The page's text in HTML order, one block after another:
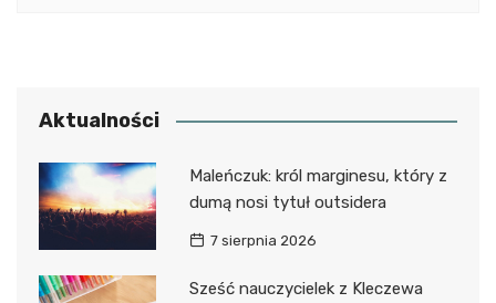
Aktualności
Maleńczuk: król marginesu, który z
dumą nosi tytuł outsidera
7 sierpnia 2026
Sześć nauczycielek z Kleczewa